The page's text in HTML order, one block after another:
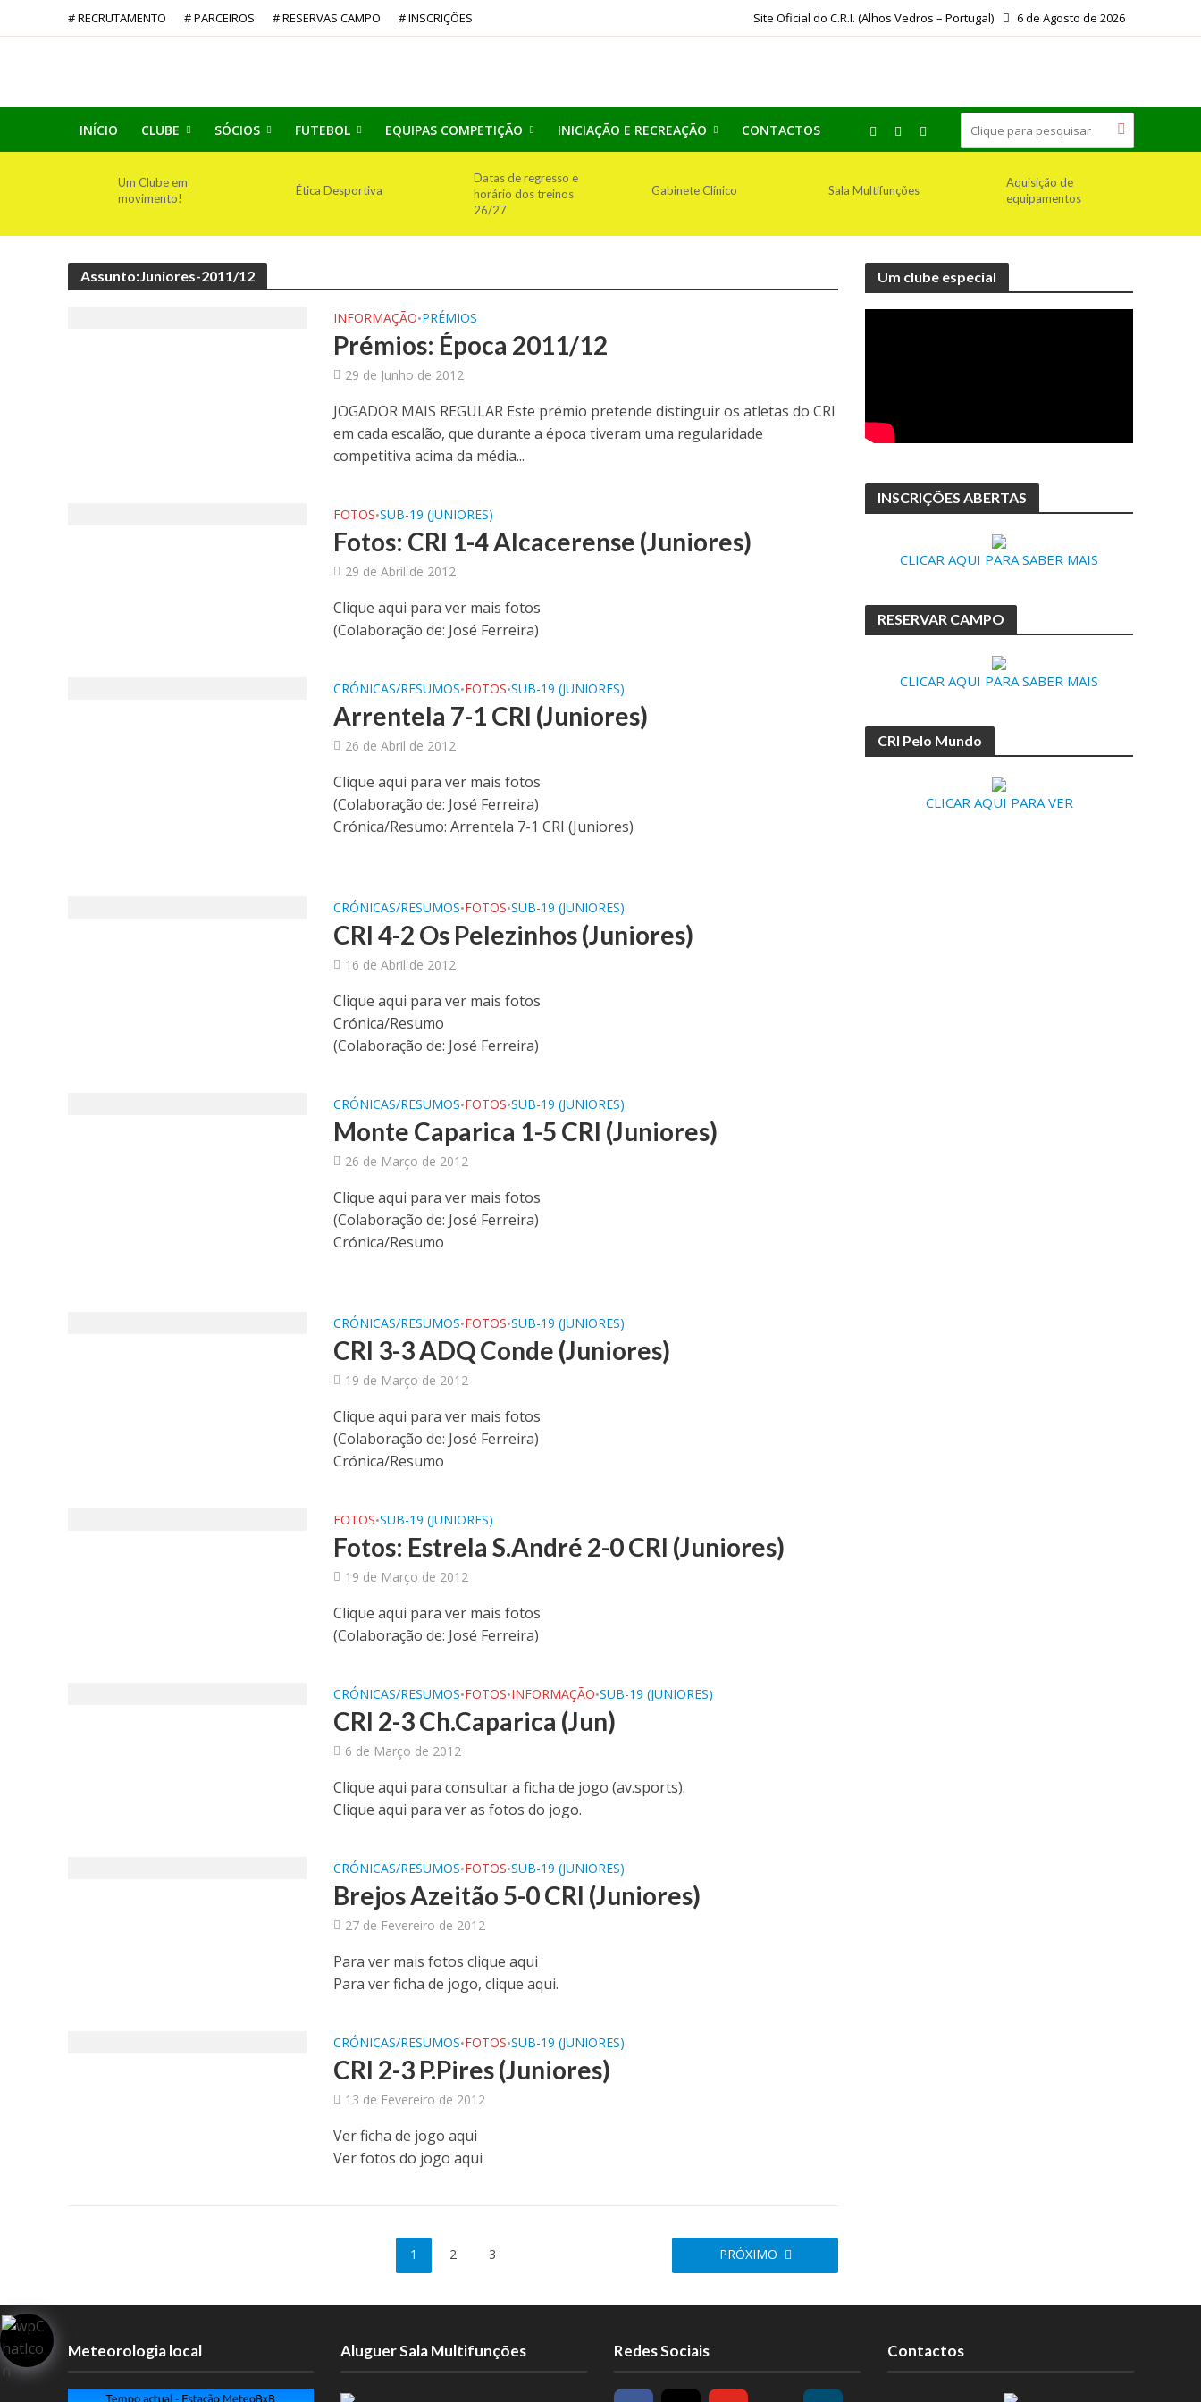
# RECRUTAMENTO # PARCEIROS # RESERVAS CAMPO # INSCRIÇÕES Site Oficial do C.R.I. (Alhos Vedros – Portugal) 6 de Agosto de 2026
INÍCIO CLUBE SÓCIOS FUTEBOL EQUIPAS COMPETIÇÃO INICIAÇÃO E RECREAÇÃO CONTACTOS
Um Clube em
movimento!
Ética Desportiva
Datas de regresso e
horário dos treinos
26/27
Gabinete Clínico Sala Multifunções
Aquisição de
equipamentos
Assunto:Juniores-2011/12
INFORMAÇÃO•PRÉMIOS
Prémios: Época 2011/12
29 de Junho de 2012
JOGADOR MAIS REGULAR Este prémio pretende distinguir os atletas do CRI
em cada escalão, que durante a época tiveram uma regularidade
competitiva acima da média...
FOTOS•SUB-19 (JUNIORES)
Fotos: CRI 1-4 Alcacerense (Juniores)
29 de Abril de 2012
Clique aqui para ver mais fotos
(Colaboração de: José Ferreira)
CRÓNICAS/RESUMOS•FOTOS•SUB-19 (JUNIORES)
Arrentela 7-1 CRI (Juniores)
26 de Abril de 2012
Clique aqui para ver mais fotos
(Colaboração de: José Ferreira)
Crónica/Resumo: Arrentela 7-1 CRI (Juniores)
CRÓNICAS/RESUMOS•FOTOS•SUB-19 (JUNIORES)
CRI 4-2 Os Pelezinhos (Juniores)
16 de Abril de 2012
Clique aqui para ver mais fotos
Crónica/Resumo
(Colaboração de: José Ferreira)
CRÓNICAS/RESUMOS•FOTOS•SUB-19 (JUNIORES)
Monte Caparica 1-5 CRI (Juniores)
26 de Março de 2012
Clique aqui para ver mais fotos
(Colaboração de: José Ferreira)
Crónica/Resumo
CRÓNICAS/RESUMOS•FOTOS•SUB-19 (JUNIORES)
CRI 3-3 ADQ Conde (Juniores)
19 de Março de 2012
Clique aqui para ver mais fotos
(Colaboração de: José Ferreira)
Crónica/Resumo
FOTOS•SUB-19 (JUNIORES)
Fotos: Estrela S.André 2-0 CRI (Juniores)
19 de Março de 2012
Clique aqui para ver mais fotos
(Colaboração de: José Ferreira)
CRÓNICAS/RESUMOS•FOTOS•INFORMAÇÃO•SUB-19 (JUNIORES)
CRI 2-3 Ch.Caparica (Jun)
6 de Março de 2012
Clique aqui para consultar a ficha de jogo (av.sports).
Clique aqui para ver as fotos do jogo.
CRÓNICAS/RESUMOS•FOTOS•SUB-19 (JUNIORES)
Brejos Azeitão 5-0 CRI (Juniores)
27 de Fevereiro de 2012
Para ver mais fotos clique aqui
Para ver ficha de jogo, clique aqui.
CRÓNICAS/RESUMOS•FOTOS•SUB-19 (JUNIORES)
CRI 2-3 P.Pires (Juniores)
13 de Fevereiro de 2012
Ver ficha de jogo aqui
Ver fotos do jogo aqui
1 2 3 PRÓXIMO
Um clube especial
INSCRIÇÕES ABERTAS
CLICAR AQUI PARA SABER MAIS
RESERVAR CAMPO
CLICAR AQUI PARA SABER MAIS
CRI Pelo Mundo
CLICAR AQUI PARA VER
Meteorologia local Aluguer Sala Multifunções Redes Sociais Contactos